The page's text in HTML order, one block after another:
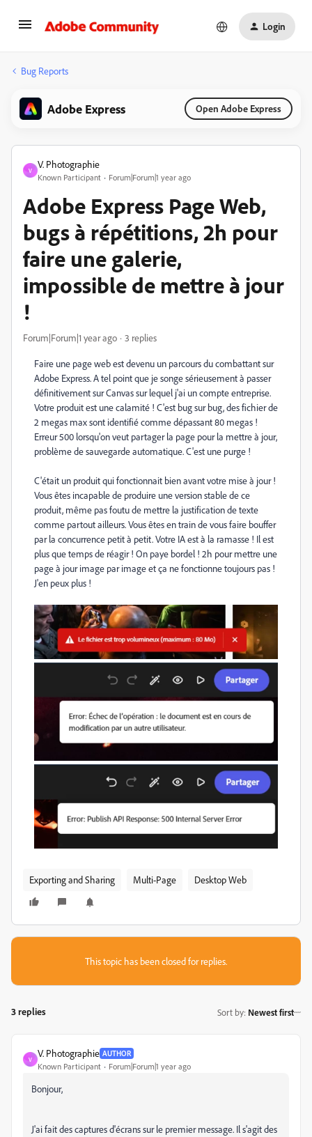
Login
Bug Reports
Adobe Express Open Adobe Express
V
V. Photographie
Known Participant Forum|Forum|1 year ago
Adobe Express Page Web,
bugs à répétitions, 2h pour
faire une galerie,
impossible de mettre à jour
!
Forum|Forum|1 year ago 3 replies
Faire une page web est devenu un parcours du combattant sur
Adobe Express. A tel point que je songe sérieusement à passer
définitivement sur Canvas sur lequel j'ai un compte entreprise.
Votre produit est une calamité ! C'est bug sur bug, des fichier de
2 megas max sont identifié comme dépassant 80 megas !
Erreur 500 lorsqu'on veut partager la page pour la mettre à jour,
problème de sauvegarde automatique. C'est une purge !
C'était un produit qui fonctionnait bien avant votre mise à jour !
Vous êtes incapable de produire une version stable de ce
produit, même pas foutu de mettre la justification de texte
comme partout ailleurs. Vous êtes en train de vous faire bouffer
par la concurrence petit à petit. Votre IA est à la ramasse ! Il est
plus que temps de réagir ! On paye bordel ! 2h pour mettre une
page à jour image par image et ça ne fonctionne toujours pas !
J'en peux plus !
Exporting and Sharing Multi-Page Desktop Web
This topic has been closed for replies.
3 replies Sort by: Newest first
V
V. Photographie AUTHOR
Known Participant Forum|Forum|1 year ago
Bonjour,
J'ai fait des captures d'écrans sur le premier message. Il s'agit des